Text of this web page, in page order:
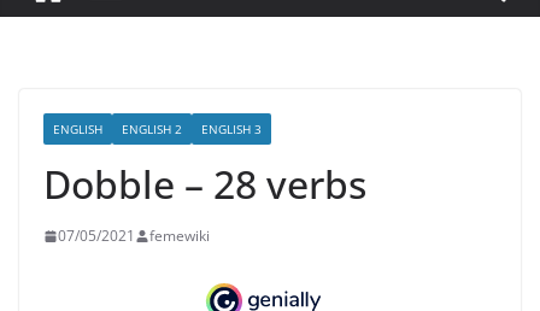
ENGLISH ENGLISH 2 ENGLISH 3
Dobble – 28 verbs
07/05/2021 femewiki